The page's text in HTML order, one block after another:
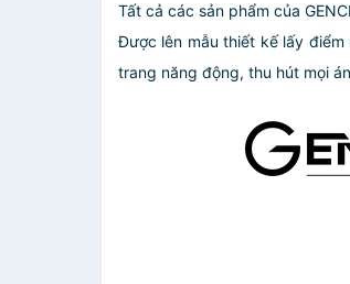
Tất cả các sản phẩm của
Được lên mẫu thiết kế lấy
trang năng động, thu hút mọi